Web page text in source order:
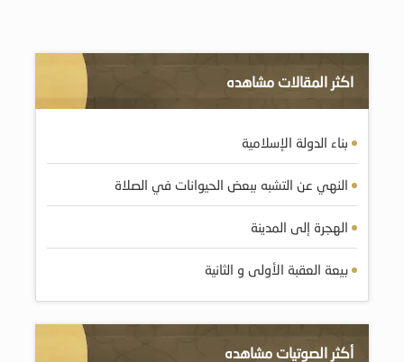
اكثر المقالات مشاهده
بناء الدولة الإسلامية
النهي عن التشبه ببعض الحيوانات في الصلاة
الهجرة إلى المدينة
بيعة العقبة الأولى و الثانية
أكثر الصوتيات مشاهده